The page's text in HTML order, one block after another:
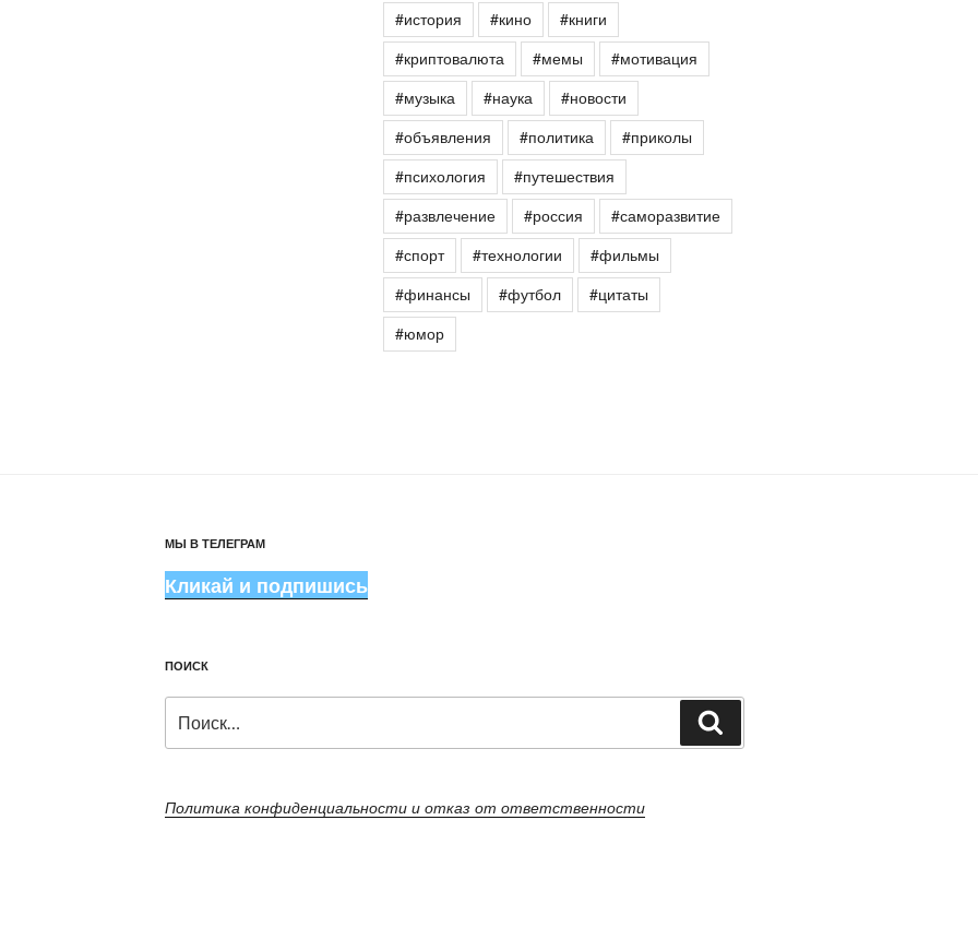
#история
#кино
#книги
#криптовалюта
#мемы
#мотивация
#музыка
#наука
#новости
#объявления
#политика
#приколы
#психология
#путешествия
#развлечение
#россия
#саморазвитие
#спорт
#технологии
#фильмы
#финансы
#футбол
#цитаты
#юмор
МЫ В ТЕЛЕГРАМ
Кликай и подпишись
ПОИСК
Политика конфиденциальности и отказ от ответственности